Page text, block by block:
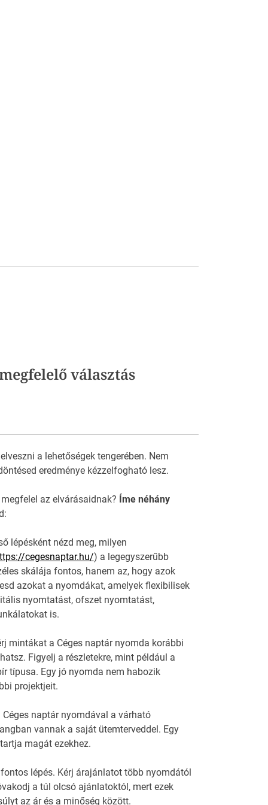
választás
a lehetőségek tengerében. Nem
eredménye kézzelfogható lesz.
az elvárásaidnak? Íme néhány
lépésként nézd meg, milyen
cegesnaptar.hu/) a legegyszerűbb
skálája fontos, hanem az, hogy azok
azokat a nyomdákat, amelyek flexibilisek
nyomtatást, ofszet nyomtatást,
is.
mintákat a Céges naptár nyomda korábbi
Figyelj a részletekre, mint például a
típusa. Egy jó nyomda nem habozik
projektjeit.
naptár nyomdával a várható
vannak a saját ütemterveddel. Egy
magát ezekhez.
lépés. Kérj árajánlatot több nyomdától
a túl olcsó ajánlatoktól, mert ezek
az ár és a minőség között.